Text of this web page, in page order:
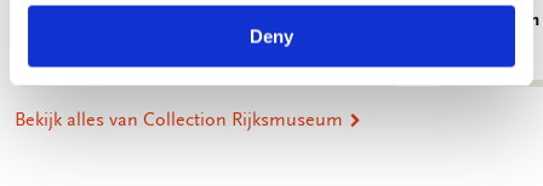
Deny
Amsterdam
Bekijk alles van Collection Rijksmuseum